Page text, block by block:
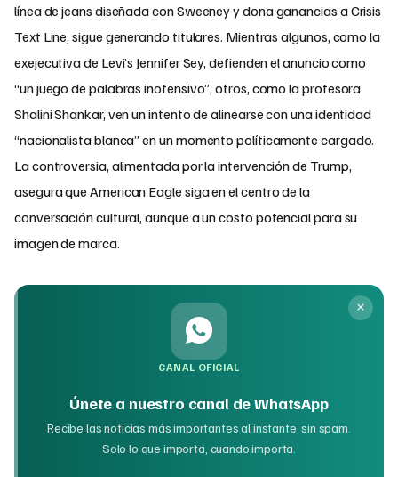
línea de jeans diseñada con Sweeney y dona ganancias a Crisis
Text Line, sigue generando titulares. Mientras algunos, como la
exejecutiva de Levi’s Jennifer Sey, defienden el anuncio como
“un juego de palabras inofensivo”, otros, como la profesora
Shalini Shankar, ven un intento de alinearse con una identidad
“nacionalista blanca” en un momento políticamente cargado.
La controversia, alimentada por la intervención de Trump,
asegura que American Eagle siga en el centro de la
conversación cultural, aunque a un costo potencial para su
imagen de marca.
CANAL OFICIAL
Únete a nuestro canal de WhatsApp
Recibe las noticias más importantes al instante, sin spam.
Solo lo que importa, cuando importa.